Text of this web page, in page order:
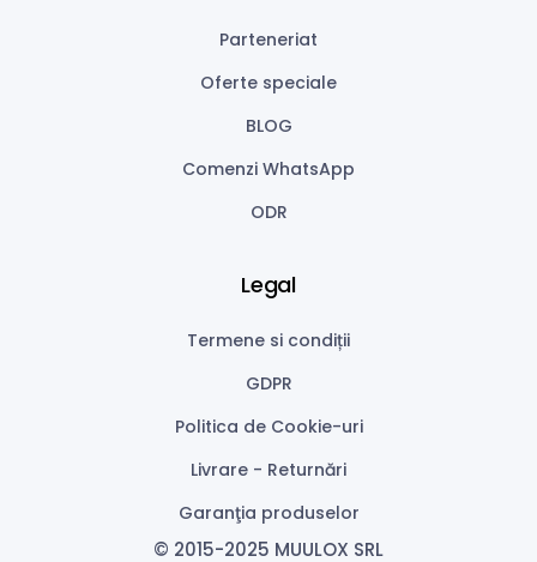
Parteneriat
Oferte speciale
BLOG
Comenzi WhatsApp
ODR
Legal
Termene si condiții
GDPR
Politica de Cookie-uri
Livrare - Returnări
Garanţia produselor
© 2015-2025 MUULOX SRL